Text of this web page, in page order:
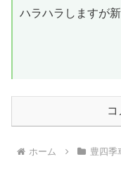
ハラハラしますが
ホーム 豊四季